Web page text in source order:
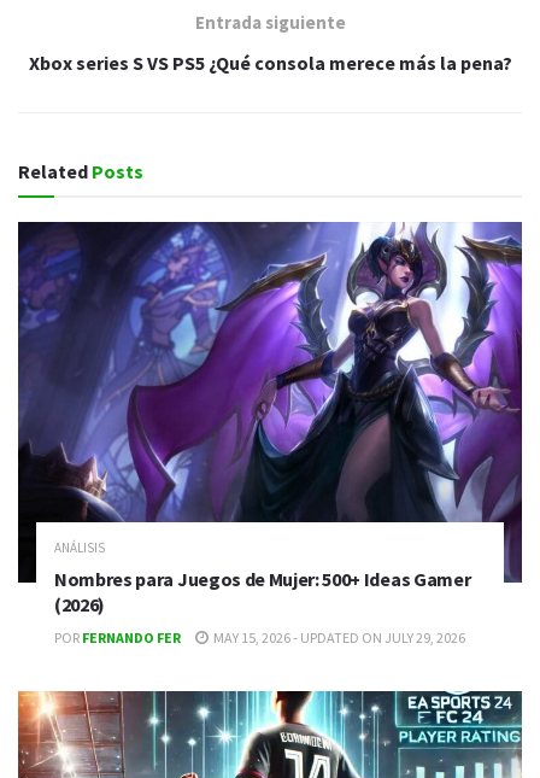
Entrada siguiente
Xbox series S VS PS5 ¿Qué consola merece más la pena?
Related Posts
ANÁLISIS
Nombres para Juegos de Mujer: 500+ Ideas Gamer
(2026)
POR FERNANDO FER MAY 15, 2026 - UPDATED ON JULY 29, 2026